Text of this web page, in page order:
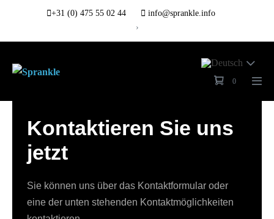
+31 (0) 475 55 02 44
info@sprankle.info
›
0
Kontaktieren Sie uns
jetzt
Sie können uns über das Kontaktformular oder
eine der unten stehenden Kontaktmöglichkeiten